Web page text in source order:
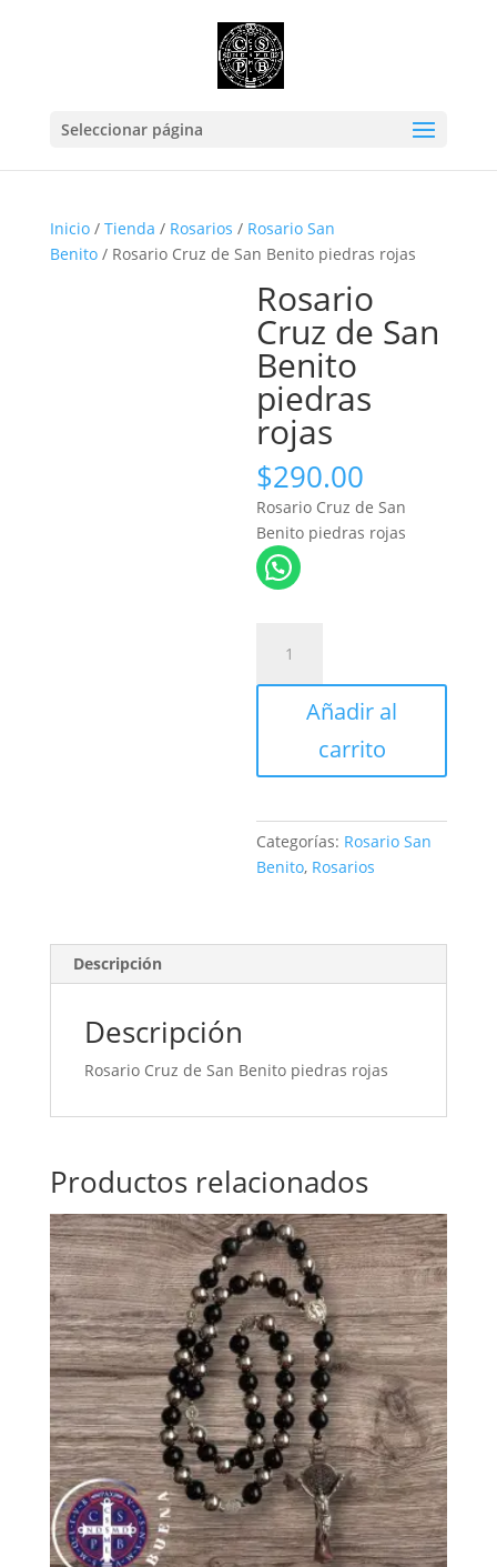
Seleccionar página
Inicio/ Tienda / Rosarios / Rosario San
Benito/ Rosario Cruz de San Benito piedras rojas
Rosario
Cruz de San
Benito
piedras
rojas
$290.00
Rosario Cruz de San
Benito piedras rojas
Cruz
de
Añadir al
carrito
Categorías: Rosario San
Benito, Rosarios
Descripción
Descripción
Rosario Cruz de San Benito piedras rojas
Productos relacionados